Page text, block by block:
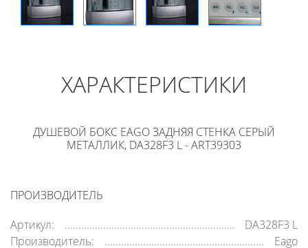
ХАРАКТЕРИСТИКИ
ДУШЕВОЙ БОКС EAGO ЗАДНЯЯ СТЕНКА СЕРЫЙ
МЕТАЛЛИК, DA328F3 L - ART39303
ПРОИЗВОДИТЕЛЬ
Артикул:
DA328F3 L
Производитель:
Eago